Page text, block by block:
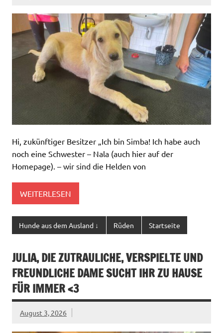
Hi, zukünftiger Besitzer „Ich bin Simba! Ich habe auch
noch eine Schwester – Nala (auch hier auf der
Homepage). – wir sind die Helden von
WEITERLESEN
Hunde aus dem Ausland ↓ Rüden Startseite
JULIA, DIE ZUTRAULICHE, VERSPIELTE UND
FREUNDLICHE DAME SUCHT IHR ZU HAUSE
FÜR IMMER <3
August 3, 2026